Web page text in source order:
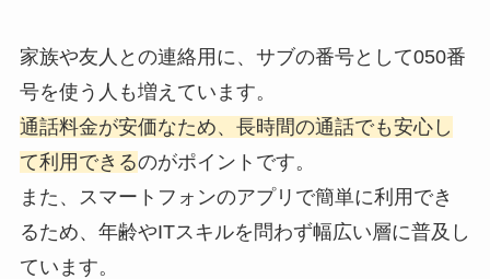
家族や友人との連絡用に、サブの番号として050番
号を使う人も増えています。
通話料金が安価なため、長時間の通話でも安心し
て利用できるのがポイントです。
また、スマートフォンのアプリで簡単に利用でき
るため、年齢やITスキルを問わず幅広い層に普及し
ています。